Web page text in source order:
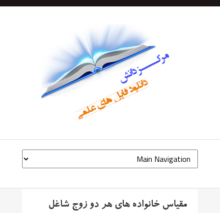
مقیاس خانواده های هر دو زوج شاغل